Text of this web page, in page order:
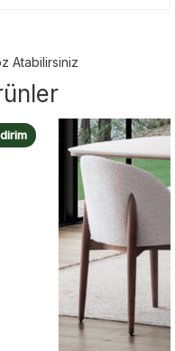
Atabilirsiniz